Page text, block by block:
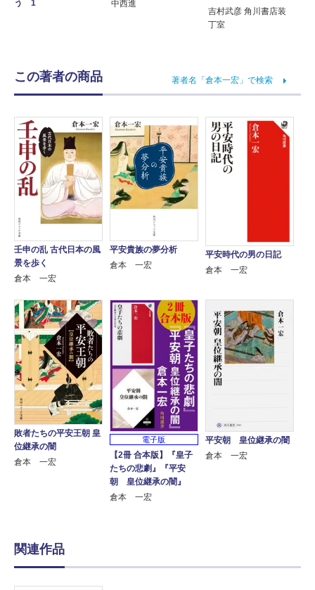
う 1
中西進
吉村武彦 角川書店装
丁室
この著者の商品 著者名「倉本一宏」で検索
壬申の乱 古代日本の風
景を歩く
倉本 一宏
平安貴族の夢分析
倉本 一宏
平安時代の男の日記
倉本 一宏
敗者たちの平安王朝 皇
位継承の闇
倉本 一宏
電子版
【2冊 合本版】『皇子
たちの悲劇』『平安
朝 皇位継承の闇』
倉本 一宏
平安朝 皇位継承の闇
倉本 一宏
関連作品